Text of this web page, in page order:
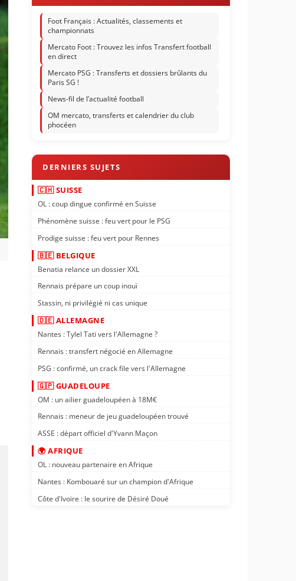
Foot Français : Actualités, classements et
championnats
Mercato Foot : Trouvez les infos Transfert football
en direct
Mercato PSG : Transferts et dossiers brûlants du
Paris SG !
News-fil de l’actualité football
OM mercato, transferts et calendrier du club
phocéen
🇨🇭 SUISSE
OL : coup dingue confirmé en Suisse
Phénomène suisse : feu vert pour le PSG
Prodige suisse : feu vert pour Rennes
🇧🇪 BELGIQUE
Benatia relance un dossier XXL
Rennais prépare un coup inouï
Stassin, ni privilégié ni cas unique
🇩🇪 ALLEMAGNE
Nantes : Tylel Tati vers l'Allemagne ?
Rennais : transfert négocié en Allemagne
PSG : confirmé, un crack file vers l'Allemagne
🇬🇵 GUADELOUPE
OM : un ailier guadeloupéen à 18M€
Rennais : meneur de jeu guadeloupéen trouvé
ASSE : départ officiel d'Yvann Maçon
🌍 AFRIQUE
OL : nouveau partenaire en Afrique
Nantes : Kombouaré sur un champion d'Afrique
Côte d'Ivoire : le sourire de Désiré Doué